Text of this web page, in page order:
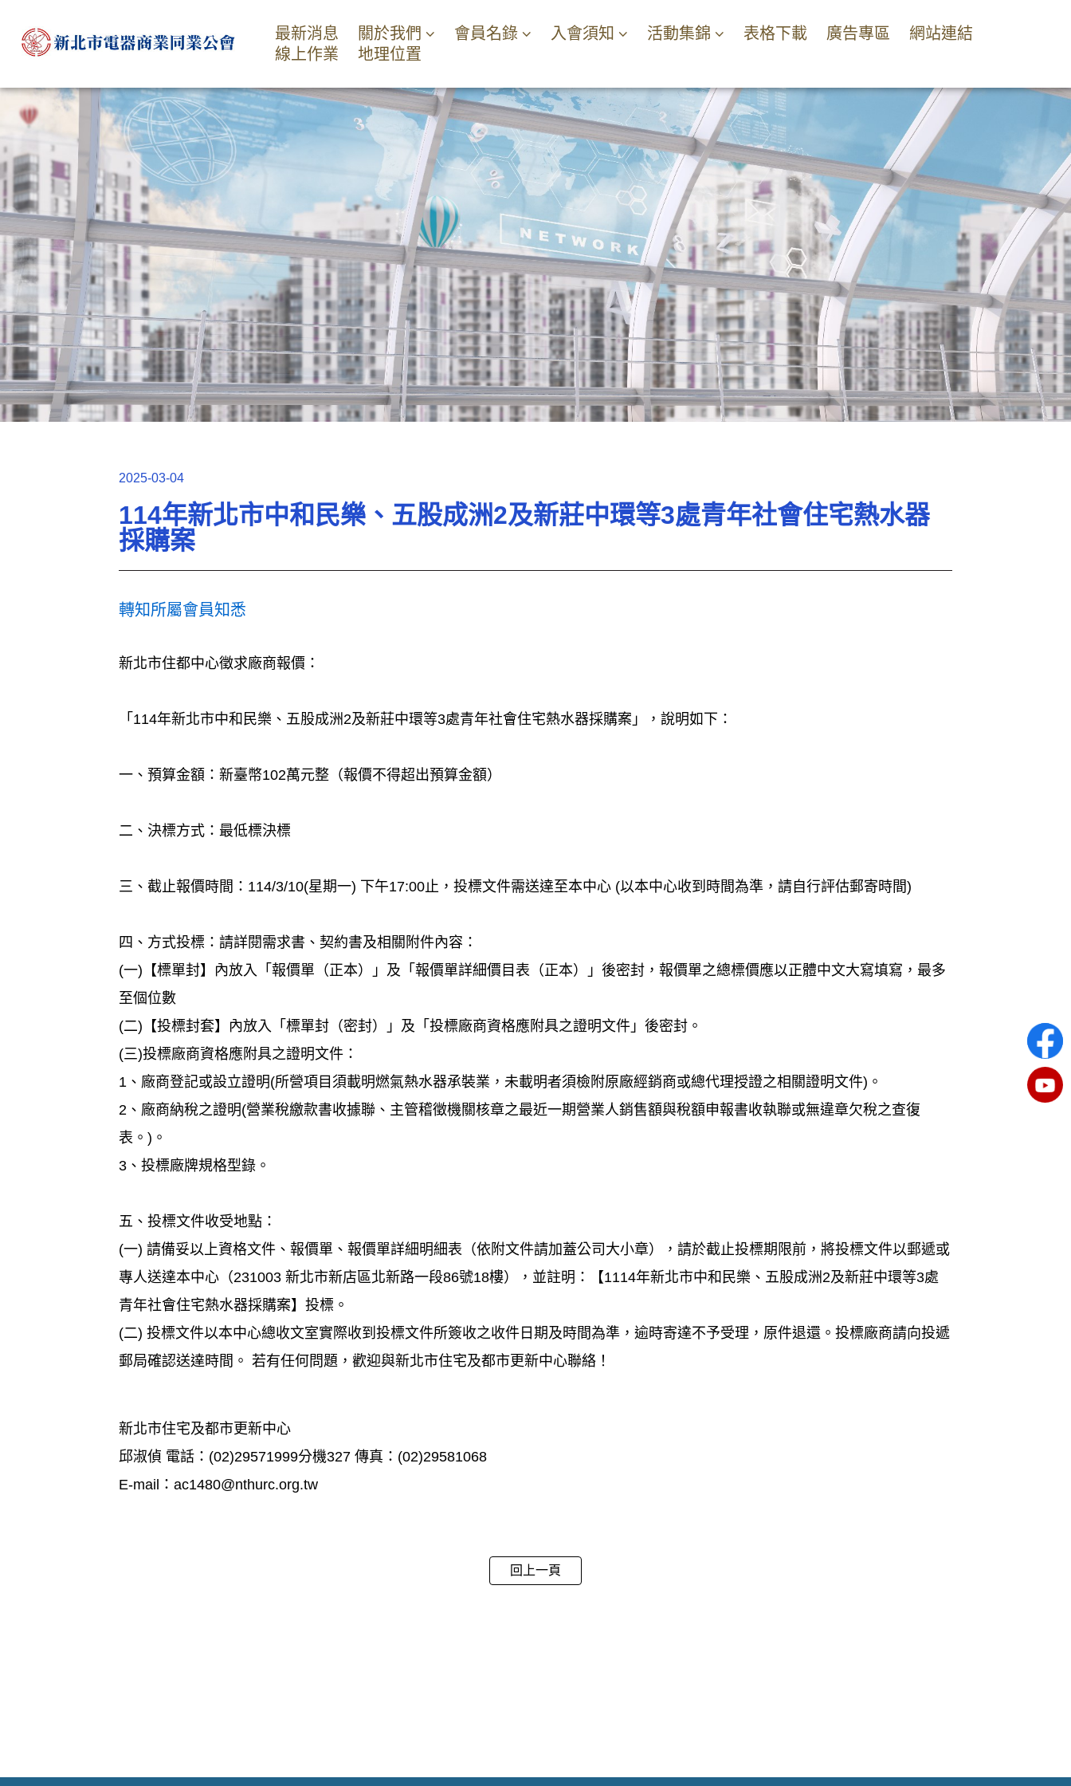
最新消息 關於我們 會員名錄 入會須知 活動集錦 表格下載 廣告專區
網站連結
線上作業
地理位置
2025-03-04
114年新北市中和民樂、五股成洲2及新莊中環等3處青年社會住宅熱水器
採購案
轉知所屬會員知悉
新北市住都中心徵求廠商報價：
「114年新北市中和民樂、五股成洲2及新莊中環等3處青年社會住宅熱水器採購案」，說明如下：
一、預算金額：新臺幣102萬元整（報價不得超出預算金額）
二、決標方式：最低標決標
三、截止報價時間：114/3/10(星期一) 下午17:00止，投標文件需送達至本中心 (以本中心收到時間為準，請自行評估郵寄時間)
四、方式投標：請詳閱需求書、契約書及相關附件內容：
(一)【標單封】內放入「報價單（正本）」及「報價單詳細價目表（正本）」後密封，報價單之總標價應以正體中文大寫填寫，最多
至個位數
(二)【投標封套】內放入「標單封（密封）」及「投標廠商資格應附具之證明文件」後密封。
(三)投標廠商資格應附具之證明文件：
1、廠商登記或設立證明(所營項目須載明燃氣熱水器承裝業，未載明者須檢附原廠經銷商或總代理授證之相關證明文件)。
2、廠商納稅之證明(營業稅繳款書收據聯、主管稽徵機關核章之最近一期營業人銷售額與稅額申報書收執聯或無違章欠稅之查復
表。)。
3、投標廠牌規格型錄。
五、投標文件收受地點：
(一) 請備妥以上資格文件、報價單、報價單詳細明細表（依附文件請加蓋公司大小章），請於截止投標期限前，將投標文件以郵遞或
專人送達本中心（231003 新北市新店區北新路一段86號18樓），並註明：【1114年新北市中和民樂、五股成洲2及新莊中環等3處
青年社會住宅熱水器採購案】投標。
(二) 投標文件以本中心總收文室實際收到投標文件所簽收之收件日期及時間為準，逾時寄達不予受理，原件退還。投標廠商請向投遞
郵局確認送達時間。 若有任何問題，歡迎與新北市住宅及都市更新中心聯絡！
新北市住宅及都市更新中心
邱淑偵 電話：(02)29571999分機327 傳真：(02)29581068
E-mail：ac1480@nthurc.org.tw
回上一頁